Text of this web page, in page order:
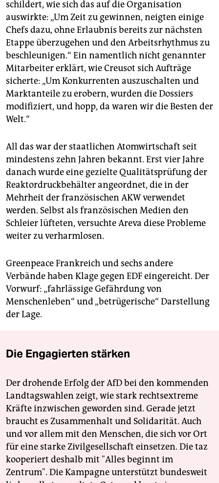
schildert, wie sich das auf die Organisation
auswirkte: „Um Zeit zu gewinnen, neigten einige
Chefs dazu, ohne Erlaubnis bereits zur nächsten
Etappe überzugehen und den Arbeitsrhythmus zu
beschleunigen.“ Ein namentlich nicht genannter
Mitarbeiter erklärt, wie Creusot sich Aufträge
sicherte: „Um Konkurrenten auszuschalten und
Marktanteile zu erobern, wurden die Dossiers
modifiziert, und hopp, da waren wir die Besten der
Welt.“
All das war der staatlichen Atomwirtschaft seit
mindestens zehn Jahren bekannt. Erst vier Jahre
danach wurde eine gezielte Qualitätsprüfung der
Reaktordruckbehälter angeordnet, die in der
Mehrheit der französischen AKW verwendet
werden. Selbst als französischen Medien den
Schleier lüfteten, versuchte Areva diese Probleme
weiter zu verharmlosen.
Greenpeace Frankreich und sechs andere
Verbände haben Klage gegen EDF eingereicht. Der
Vorwurf: „fahrlässige Gefährdung von
Menschenleben“ und „betrügerische“ Darstellung
der Lage.
Die Engagierten stärken
Der drohende Erfolg der AfD bei den kommenden
Landtagswahlen zeigt, wie stark rechtsextreme
Kräfte inzwischen geworden sind. Gerade jetzt
braucht es Zusammenhalt und Solidarität. Auch
und vor allem mit den Menschen, die sich vor Ort
für eine starke Zivilgesellschaft einsetzen. Die taz
kooperiert deshalb mit "Alles beginnt im
Zentrum". Die Kampagne unterstützt bundesweit